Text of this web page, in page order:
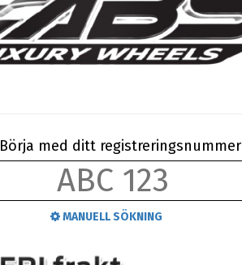
Börja med ditt registreringsnummer
MANUELL SÖKNING